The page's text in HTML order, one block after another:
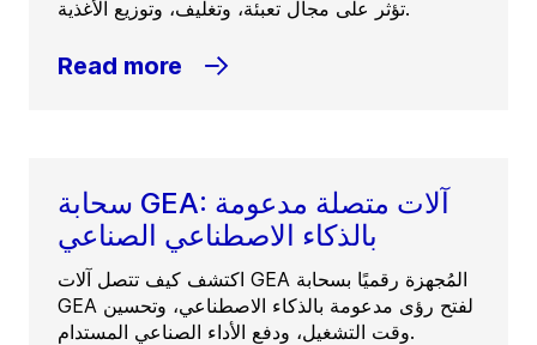
تؤثر على مجال تعبئة، وتغليف، وتوزيع الأغذية.
Read more
سحابة GEA: آلات متصلة مدعومة
بالذكاء الاصطناعي الصناعي
اكتشف كيف تتصل آلات GEA المُجهزة رقميًا بسحابة
GEA لفتح رؤى مدعومة بالذكاء الاصطناعي، وتحسين
وقت التشغيل، ودفع الأداء الصناعي المستدام.